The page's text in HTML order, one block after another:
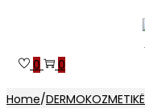
navigation
content
0 0
Home/DERMOKOZMETIKË